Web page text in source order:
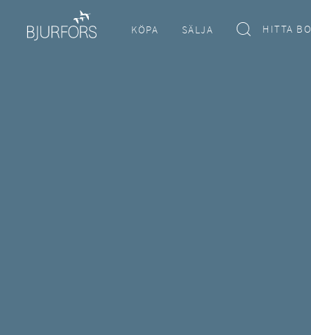
KÖPA SÄLJA HITTA